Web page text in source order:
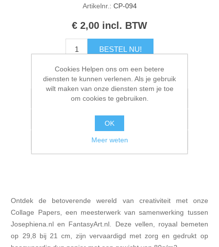
Artikelnr.: CP-094
€ 2,00 incl. BTW
BESTEL NU!
Please select the address you want to ship to
Toevoegen aan verlanglijstje
E-mail een vriend
Ontdek de betoverende wereld van creativiteit met onze
Collage Papers, een meesterwerk van samenwerking tussen
Josephiena.nl en FantasyArt.nl. Deze vellen, royaal bemeten
op 29,8 bij 21 cm, zijn vervaardigd met zorg en gedrukt op
Cookies Helpen ons om een betere
diensten te kunnen verlenen. Als je gebruik
wilt maken van onze diensten stem je toe
om cookies te gebruiken.
OK
Meer weten